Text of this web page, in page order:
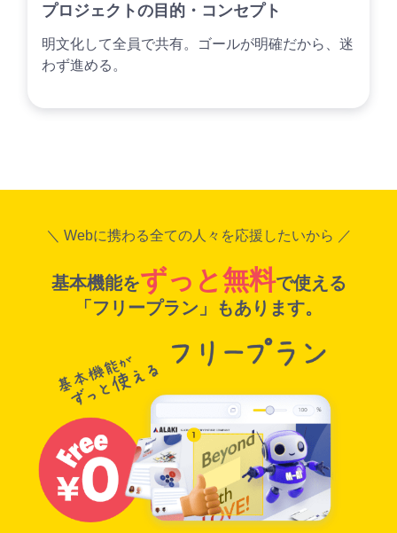
プロジェクトの目的・コンセプト
明文化して全員で共有。ゴールが明確だから、迷
わず進める。
＼ Webに携わる全ての人々を応援したいから ／
基本機能をずっと無料で使える
「フリープラン」もあります。